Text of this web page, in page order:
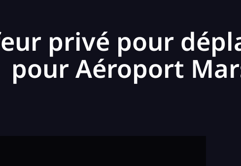
privé pour
pour Aéroport